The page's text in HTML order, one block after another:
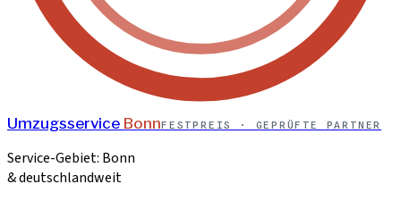
Umzugsservice BonnFESTPREIS · GEPRÜFTE PARTNER
Service-Gebiet: Bonn
& deutschlandweit